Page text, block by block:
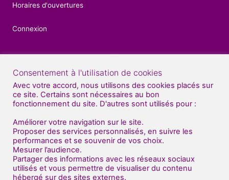
Horaires d'ouvertures
Connexion
Contacts
04 92 52 27 56
07 81 70 70 71
Nous venons de déménager au sud de Gap
(en face de BUT : bâtiment "Dart Plast" )
Centre Artistique Impulse
Consentement à l'utilisation de cookies
Avec votre accord, nous utilisons des cookies placés sur
ce site. Certains sont nécessaires au bon
fonctionnement du site. D'autres sont utilisés pour :
Améliorer votre navigation sur le site.
Proposer des services personnalisés, en suivre les
performances et se souvenir de vos choix.
Mesurer l’audience.
Partager des informations avec les réseaux sociaux
utilisés et vous permettre de visualiser du contenu
hébergé sur des sites externes.